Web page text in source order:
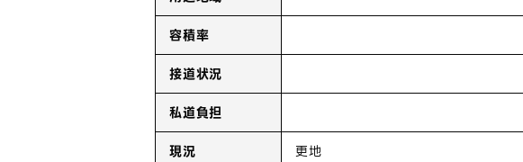
容積率
接道状況
私道負担
現況
更地